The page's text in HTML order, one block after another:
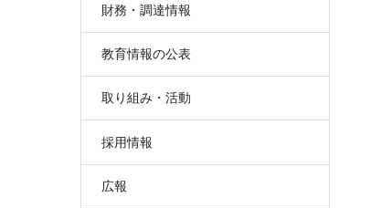
財務・調達情報
教育情報の公表
取り組み・活動
採用情報
広報